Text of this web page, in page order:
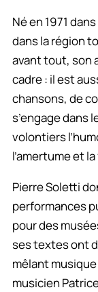
Né en 1971
dans la région
avant tout, son
cadre : il est
chansons, de
s’engage dans
volontiers
l’amertume et
Pierre Soletti
performances
pour des
ses textes ont
mêlant
musicien